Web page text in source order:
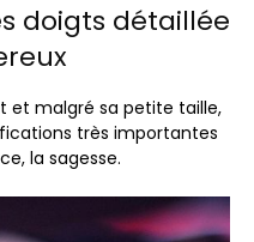
doigts détaillée
et malgré sa petite taille,
très importantes
la sagesse.